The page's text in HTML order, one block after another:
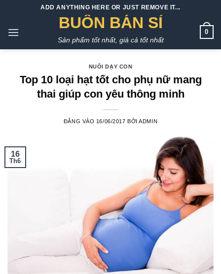
nội
ADD ANYTHING HERE OR JUST REMOVE IT...
BUÔN BÁN SỈ
Sản phẩm tốt nhất, giá cả tốt nhất
0
NUÔI DẠY CON
Top 10 loại hạt tốt cho phụ nữ mang
thai giúp con yêu thông minh
ĐĂNG VÀO 16/06/2017 BỞIADMIN
16
Th6